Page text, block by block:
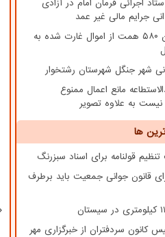
اجرائی فرمان امام در آزادی
بازگرداندن ۵۸۰ همت از اموال غارت شده به
شهر جنگل شهرستان رشتخوار
مانع اعمال ممنوع
به علاوه تصویر
ها
قولنامه برای اسناد سبزرنگ
قانون جوانی جمعیت باید برطرف
کانون سردفتران از خبرگزاری مهر